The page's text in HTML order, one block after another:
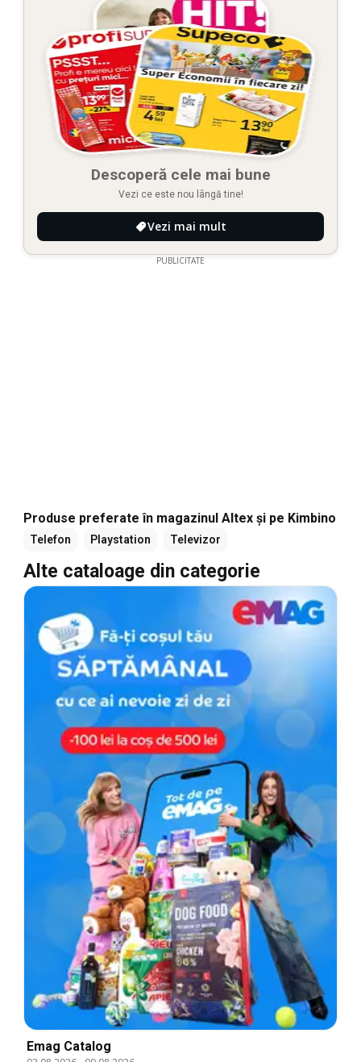
Descoperă cele mai bune
Vezi ce este nou lângă tine!
Vezi mai mult
PUBLICITATE
Produse preferate în magazinul Altex și pe Kimbino
Telefon Playstation Televizor
Alte cataloage din categorie
Emag Catalog